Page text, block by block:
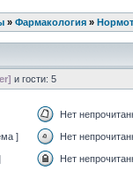
»Фармакология »
и гости: 5
Нет
] Нет
Нет